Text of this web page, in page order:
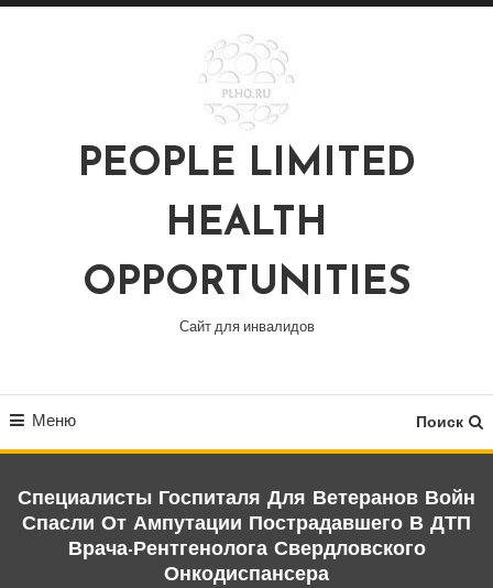
Перейти
PEOPLE LIMITED
HEALTH
OPPORTUNITIES
Сайт для инвалидов
Меню Поиск
Специалисты Госпиталя Для Ветеранов Войн
Спасли От Ампутации Пострадавшего В ДТП
Врача-Рентгенолога Свердловского
Онкодиспансера